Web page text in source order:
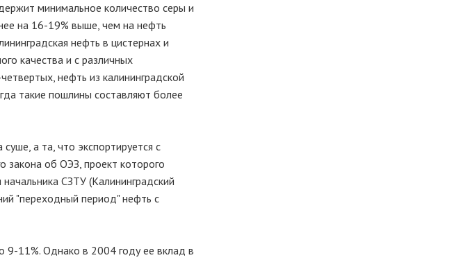
минимальное количество серы и
на 16-19% выше, чем на нефть
нефть в цистернах и
качества и с различных
нефть из калининградской
такие пошлины составляют более
а та, что экспортируется с
закона об ОЭЗ, проект которого
СЗТУ (Калининградский
"переходный период" нефть с
9-11%. Однако в 2004 году ее вклад в